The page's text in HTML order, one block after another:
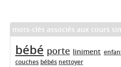
mots-clés associés aux cours
bébé porte liniment
couches bébés nettoyer